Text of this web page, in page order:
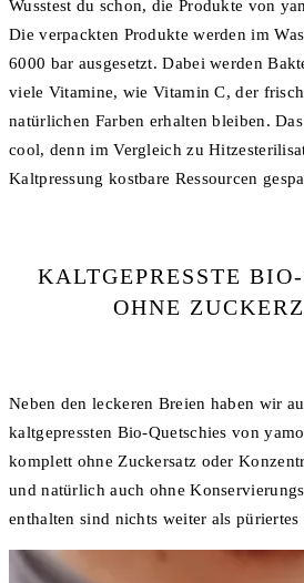
Wusstest du schon, die Produkte von
Die verpackten Produkte werden im
6000 bar ausgesetzt. Dabei werden
viele Vitamine, wie Vitamin C, der
natürlichen Farben erhalten bleiben.
cool, denn im Vergleich zu
Kaltpressung kostbare Ressourcen
KALTGEPRESSTE
OHNE
Neben den leckeren Breien haben wir
kaltgepressten Bio-Quetschies von
komplett ohne Zuckersatz oder
und natürlich auch ohne
enthalten sind nichts weiter als püriertes